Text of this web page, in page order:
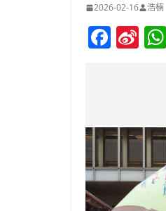
2026-02-16 浩楠
F
b
o
o
k
Si
ei
b
o